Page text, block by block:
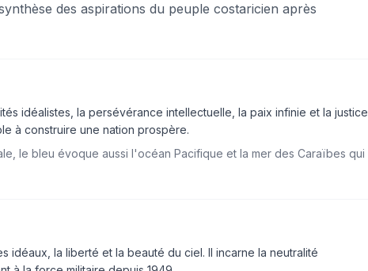
des aspirations du peuple costaricien après
idéalistes, la persévérance intellectuelle, la paix infinie et la justice
à construire une nation prospère.
le bleu évoque aussi l'océan Pacifique et la mer des Caraïbes qui
idéaux, la liberté et la beauté du ciel. Il incarne la neutralité